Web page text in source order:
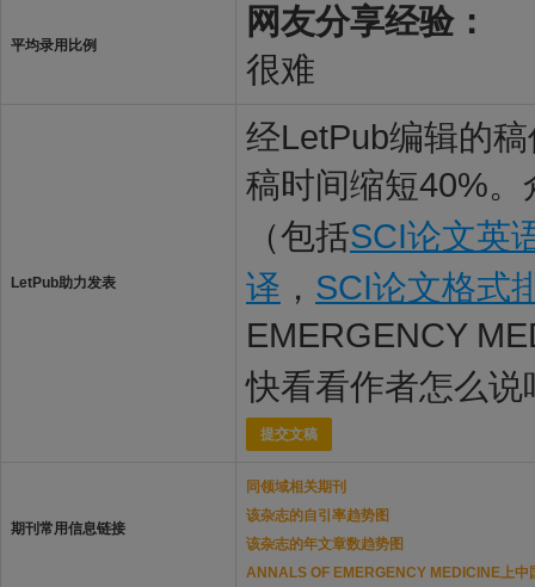
平均录用比例
网友分享经验：
很难
LetPub助力发表
经LetPub编辑的
稿时间缩短40%
（包括SCI论文英
译 ， SCI论文格式
EMERGENCY
快看看作者怎么说
提交文稿
期刊常用信息链接
同领域相关期刊
该杂志的自引率趋势图
该杂志的年文章数趋势图
ANNALS OF EMERGENCY MEDICINE上中